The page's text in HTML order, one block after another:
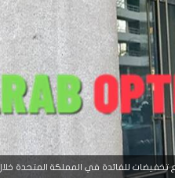
للفائدة في المملكة المتحدة خلال